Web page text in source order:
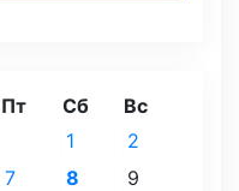
Пт Сб Вс
1
2
7 8
9